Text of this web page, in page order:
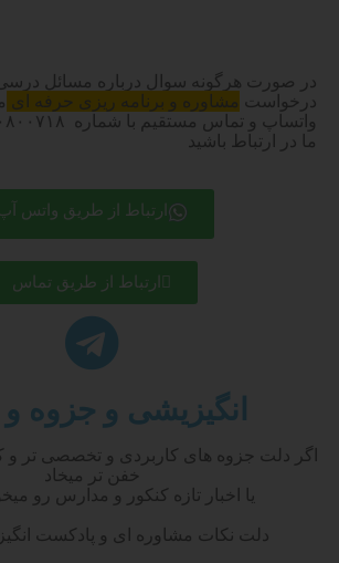
در صورت هرگونه سوال درباره مسائل
درخواست مشاوره و برنامه ریزی حرفه ای
ما در ارتباط باشید
ارتباط از طریق واتس
ارتباط از طریق تماس
انگیزیشی و جزوه و
اگر دلت جزوه های کاربردی و تخصصی تر و
خفن تر میخاد
یا اخبار تازه کنکور و مدارس رو
دلت نکات مشاوره ای و پادکست